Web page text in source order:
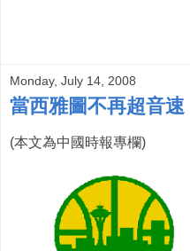
Monday, July 14, 2008
當西雅圖不再超音速
(本文為中國時報專欄)